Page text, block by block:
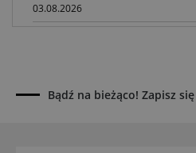
03.08.2026
01.08.2026
Bądź na bieżąco! Zapisz